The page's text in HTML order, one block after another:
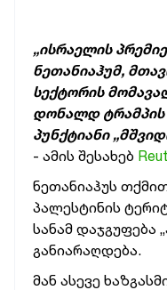
„ისრაელის
ნეთანიაჰუმ,
სექტორის
დონალდ ტრამპის
პუნქტიანი
- ამის შესახებ
ნეთანიაჰუს
პალესტინის
სანამ დაჯგუფება
განიარაღდება.
მან ასევე